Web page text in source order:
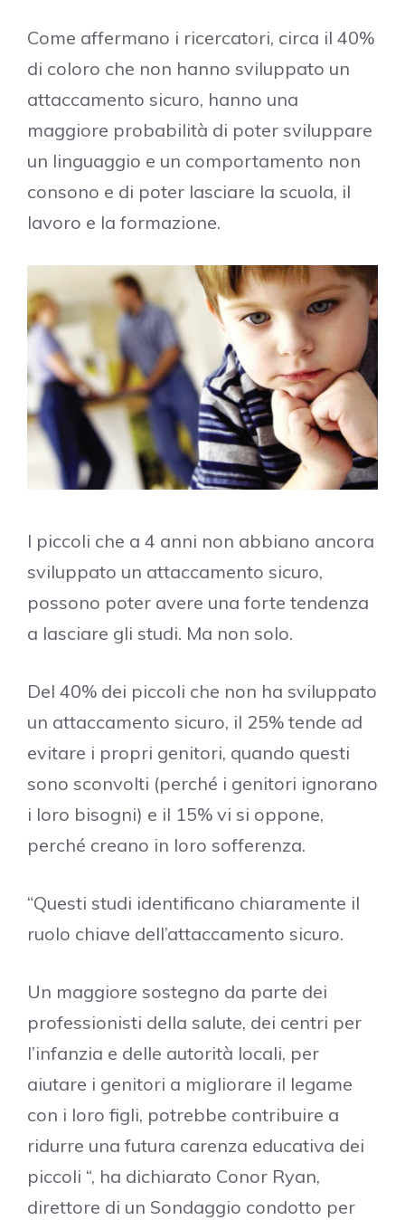
Come affermano i ricercatori, circa il 40%
di coloro che non hanno sviluppato un
attaccamento sicuro, hanno una
maggiore probabilità di poter sviluppare
un linguaggio e un comportamento non
consono e di poter lasciare la scuola, il
lavoro e la formazione.
I piccoli che a 4 anni non abbiano ancora
sviluppato un attaccamento sicuro,
possono poter avere una forte tendenza
a lasciare gli studi. Ma non solo.
Del 40% dei piccoli che non ha sviluppato
un attaccamento sicuro, il 25% tende ad
evitare i propri genitori, quando questi
sono sconvolti (perché i genitori ignorano
i loro bisogni) e il 15% vi si oppone,
perché creano in loro sofferenza.
“Questi studi identificano chiaramente il
ruolo chiave dell’attaccamento sicuro.
Un maggiore sostegno da parte dei
professionisti della salute, dei centri per
l’infanzia e delle autorità locali, per
aiutare i genitori a migliorare il legame
con i loro figli, potrebbe contribuire a
ridurre una futura carenza educativa dei
piccoli “, ha dichiarato Conor Ryan,
direttore di un Sondaggio condotto per